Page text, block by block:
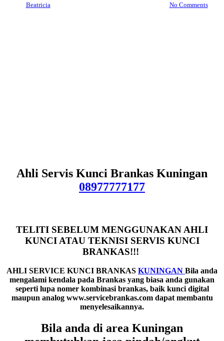
Beatricia No Comments
Ahli Servis Kunci Brankas Kuningan
08977777177
TELITI SEBELUM MENGGUNAKAN AHLI
KUNCI ATAU TEKNISI SERVIS KUNCI
BRANKAS!!!
AHLI SERVICE KUNCI BRANKAS KUNINGAN Bila anda
mengalami kendala pada Brankas yang biasa anda gunakan
seperti lupa nomer kombinasi brankas, baik kunci digital
maupun analog www.servicebrankas.com dapat membantu
menyelesaikannya.
Bila anda di area Kuningan